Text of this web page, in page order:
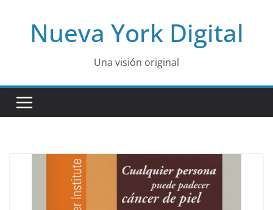
contentNueva York Digital
Una visión original